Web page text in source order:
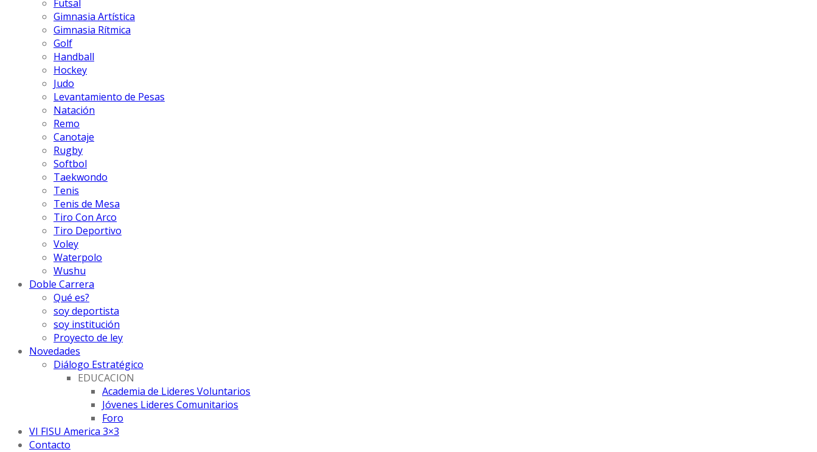
Futsal
Gimnasia Artística
Gimnasia Rítmica
Golf
Handball
Hockey
Judo
Levantamiento de Pesas
Natación
Remo
Canotaje
Rugby
Softbol
Taekwondo
Tenis
Tenis de Mesa
Tiro Con Arco
Tiro Deportivo
Voley
Waterpolo
Wushu
Doble Carrera
Qué es?
soy deportista
soy institución
Proyecto de ley
Novedades
Diálogo Estratégico
EDUCACION
Academia de Lideres Voluntarios
Jóvenes Lideres Comunitarios
Foro
VI FISU America 3×3
Contacto